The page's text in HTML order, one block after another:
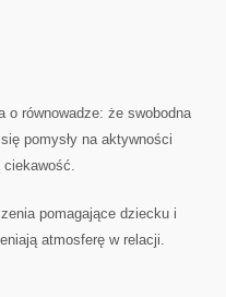
o równowadze: że swobodna
pomysły na aktywności
ciekawość.
pomagające dziecku i
atmosferę w relacji.